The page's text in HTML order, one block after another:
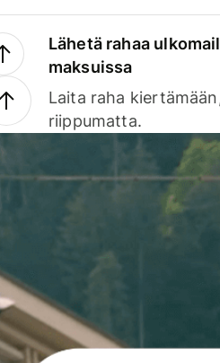
Lähetä rahaa
maksuissa
Laita raha
riippumatta.